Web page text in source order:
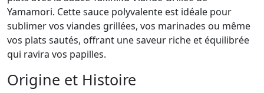
Yamamori. Cette sauce polyvalente est idéale pour
sublimer vos viandes grillées, vos marinades ou même
vos plats sautés, offrant une saveur riche et équilibrée
qui ravira vos papilles.
Origine et Histoire